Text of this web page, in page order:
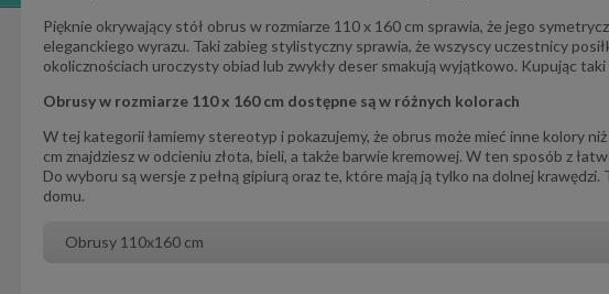
Pięknie okrywający stół obrus w rozmiarze 110 x 160 cm sprawia, że jego
eleganckiego wyrazu. Taki zabieg stylistyczny sprawia, że wszyscy uczestnicy
okolicznościach uroczysty obiad lub zwykły deser smakują wyjątkowo. Kupując
Obrusy w rozmiarze 110 x 160 cm dostępne są w różnych kolorach
W tej kategorii łamiemy stereotyp i pokazujemy, że obrus może mieć inne kolory
cm znajdziesz w odcieniu złota, bieli, a także barwie kremowej. W ten sposób z
Do wyboru są wersje z pełną gipiurą oraz te, które mają ją tylko na dolnej
domu.
Obrusy 110x160 cm